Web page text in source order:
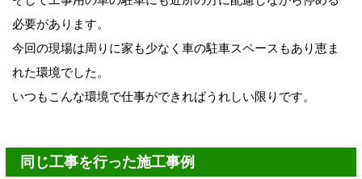
必要があります。
今回の現場は周りに家も少なく車の駐車スペースもあり恵ま
れた環境でした。
いつもこんな環境で仕事ができればうれしい限りです。
同じ工事を行った施工事例